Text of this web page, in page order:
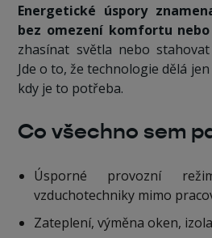
Energetické úspory
bez omezení komfortu nebo
zhasínat světla nebo
Jde o to, že technologie dělá
kdy je to potřeba.
Co všechno sem
Úsporné provozní
vzduchotechniky mimo
Zateplení, výměna oken,